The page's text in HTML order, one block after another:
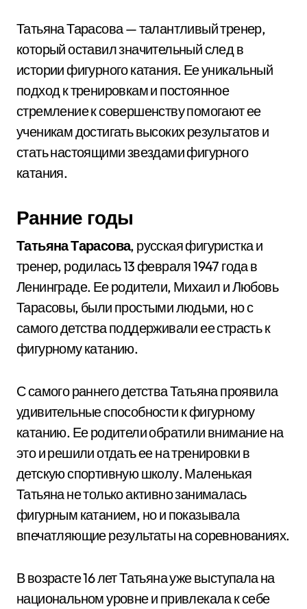
Татьяна Тарасова — талантливый тренер,
который оставил значительный след в
истории фигурного катания. Ее уникальный
подход к тренировкам и постоянное
стремление к совершенству помогают ее
ученикам достигать высоких результатов и
стать настоящими звездами фигурного
катания.
Ранние годы
Татьяна Тарасова, русская фигуристка и
тренер, родилась 13 февраля 1947 года в
Ленинграде. Ее родители, Михаил и Любовь
Тарасовы, были простыми людьми, но с
самого детства поддерживали ее страсть к
фигурному катанию.
С самого раннего детства Татьяна проявила
удивительные способности к фигурному
катанию. Ее родители обратили внимание на
это и решили отдать ее на тренировки в
детскую спортивную школу. Маленькая
Татьяна не только активно занималась
фигурным катанием, но и показывала
впечатляющие результаты на соревнованиях.
В возрасте 16 лет Татьяна уже выступала на
национальном уровне и привлекала к себе